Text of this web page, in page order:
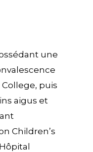
une
puis
aigus et
Children’s